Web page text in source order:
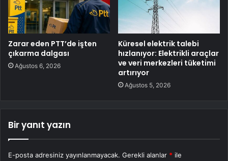
Zarar eden PTT’de işten
çıkarma dalgası
Ağustos 6, 2026
Küresel elektrik talebi
hızlanıyor: Elektrikli araçlar
ve veri merkezleri tüketimi
artırıyor
Ağustos 5, 2026
Bir yanıt yazın
E-posta adresiniz yayınlanmayacak. Gerekli alanlar * ile